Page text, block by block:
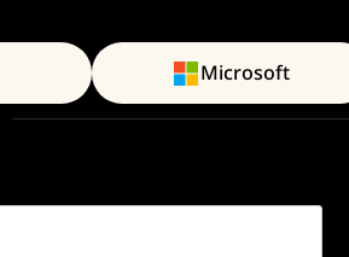
Microsoft